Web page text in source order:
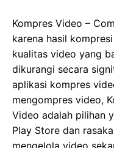
Kompres Video –
karena hasil
kualitas video yang
dikurangi secara
aplikasi kompres
mengompres video,
Video adalah pilihan
Play Store dan
mengelola video